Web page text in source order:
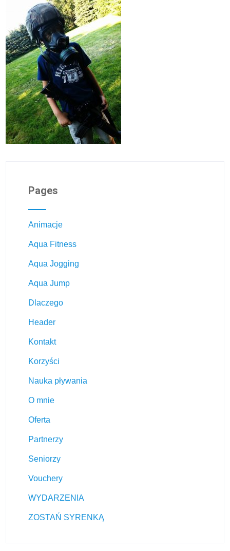
Pages
Animacje
Aqua Fitness
Aqua Jogging
Aqua Jump
Dlaczego
Header
Kontakt
Korzyści
Nauka pływania
O mnie
Oferta
Partnerzy
Seniorzy
Vouchery
WYDARZENIA
ZOSTAŃ SYRENKĄ